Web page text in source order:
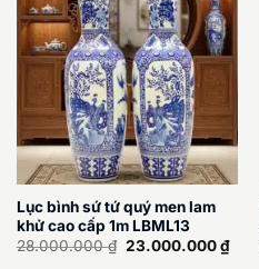
Lục bình sứ tứ quý men lam
khử cao cấp 1m LBML13
28.000.000₫ Giá
gốc
23.000.000₫Giá
hiện